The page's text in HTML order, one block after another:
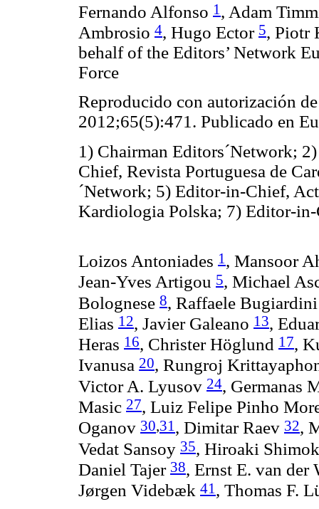
Fernando Alfonso 1 , Adam
Ambrosio 4, Hugo Ector 5, Piotr
behalf of the Editors’ Network
Force
Reproducido con autorización
2012;65(5):471. Publicado en
1) Chairman Editors´Network;
Chief, Revista Portuguesa de
´Network; 5) Editor-in-Chief,
Kardiologia Polska; 7) Editor-
Loizos Antoniades 1 , Mansoor
Jean-Yves Artigou 5, Michael
Bolognese 8, Raffaele
Elias 12, Javier Galeano 13,
Heras 16, Christer Höglund 17,
Ivanusa 20, Rungroj
Victor A. Lyusov 24, Germanas
Masic 27, Luiz Felipe Pinho
Oganov 30,31 , Dimitar Raev 32,
Vedat Sansoy 35, Hiroaki
Daniel Tajer 38, Ernst E. van der
Jørgen Videbæk 41 , Thomas F.